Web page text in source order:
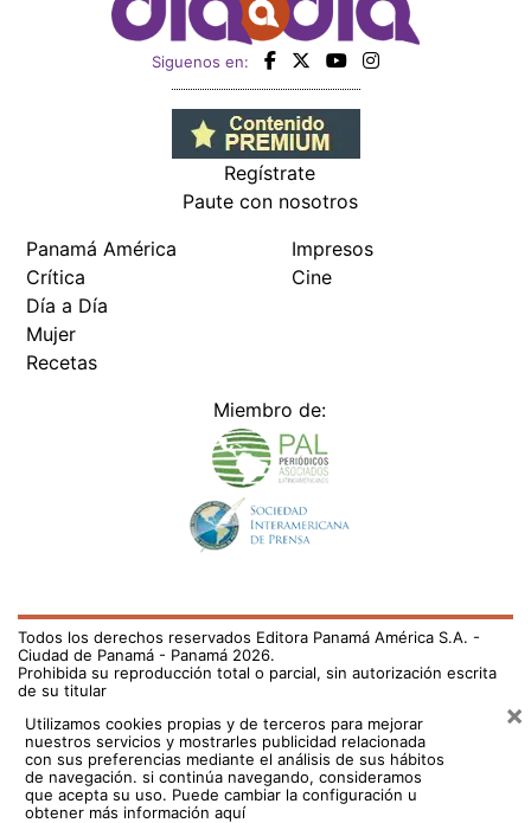
Siguenos en:
Regístrate
Paute con nosotros
Panamá América
Crítica
Día a Día
Mujer
Recetas
Impresos
Cine
Miembro de:
Todos los derechos reservados Editora Panamá América S.A. -
Ciudad de Panamá - Panamá 2026.
Prohibida su reproducción total o parcial, sin autorización escrita
de su titular
Utilizamos cookies propias y de terceros para mejorar
nuestros servicios y mostrarles publicidad relacionada
con sus preferencias mediante el análisis de sus hábitos
de navegación. si continúa navegando, consideramos
que acepta su uso. Puede cambiar la configuración u
obtener más información aquí
×